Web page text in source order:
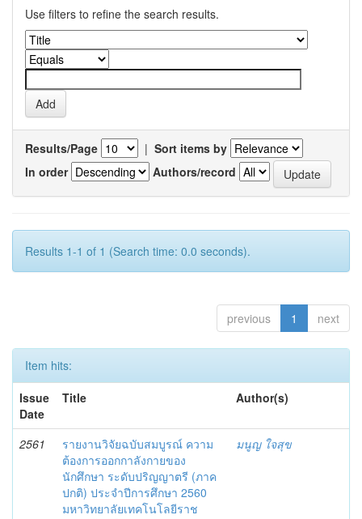
Use filters to refine the search results.
Results/Page | Sort items by
In order
Authors/record
Results 1-1 of 1 (Search time: 0.0 seconds).
previous 1 next
Item hits:
Issue
Date
Title Author(s)
2561
รายงานวิจัยฉบับสมบูรณ์ ความ
ต้องการออกกาลังกายของ
นักศึกษา ระดับปริญญาตรี (ภาค
ปกติ) ประจำปีการศึกษา 2560
มหาวิทยาลัยเทคโนโลยีราช
มนูญ ใจสุข